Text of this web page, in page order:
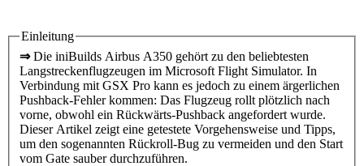
Einleitung
⇒Die iniBuilds Airbus A350 gehört zu den beliebtesten
Langstreckenflugzeugen im Microsoft Flight Simulator. In
Verbindung mit GSX Pro kann es jedoch zu einem ärgerlichen
Pushback-Fehler kommen: Das Flugzeug rollt plötzlich nach
vorne, obwohl ein Rückwärts-Pushback angefordert wurde.
Dieser Artikel zeigt eine getestete Vorgehensweise und Tipps,
um den sogenannten Rückroll-Bug zu vermeiden und den Start
vom Gate sauber durchzuführen.